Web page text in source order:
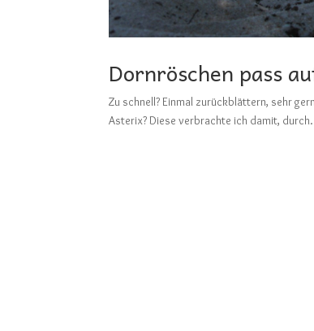
Dornröschen pass
Zu schnell? Einmal zurückblättern,
Asterix? Diese verbrachte ich damit,